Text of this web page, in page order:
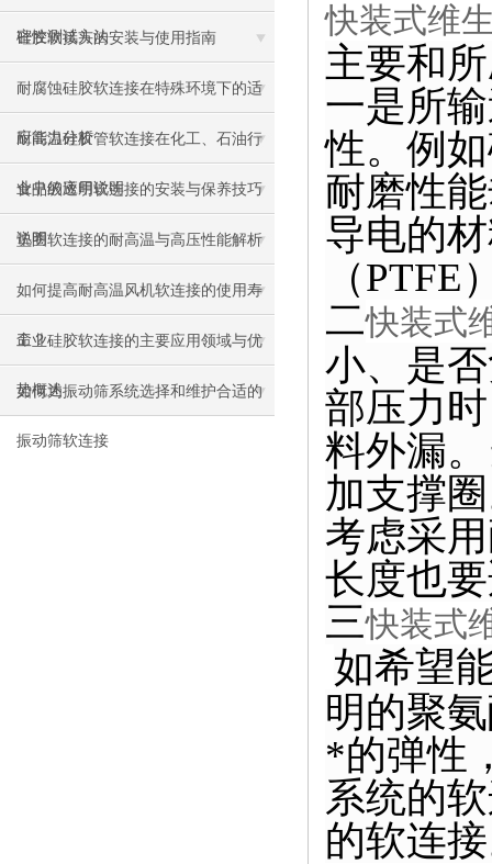
密性测试方法
硅胶软接头的安装与使用指南
耐腐蚀硅胶软连接在特殊环境下的适
应能力分析
耐高温硅胶管软连接在化工、石油行
业中的应用说明
食品级透明软连接的安装与保养技巧
说明
垫圈软连接的耐高温与高压性能解析
如何提高耐高温风机软连接的使用寿
命？
工业硅胶软连接的主要应用领域与优
势概述
如何为振动筛系统选择和维护合适的
振动筛软连接
快装式维
主要和
一是所
性。例
耐磨性
导电的
（PTFE
二快装式
小、是
部压力
料外漏
加支撑
考虑采
长度也
三快装式
如希望
明的聚
*的弹性
系统的
的软连接